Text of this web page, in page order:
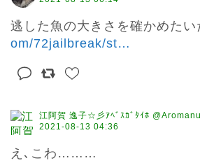
逃した魚の大きさを確かめたい
om/72jailbreak/st…
江阿賀 逸子☆彡ｱﾍﾞｽｶﾞﾀｲﾎ
2021-08-13 04:36
え､こわ………